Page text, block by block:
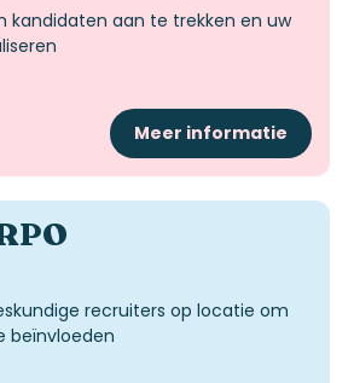
kandidaten aan te trekken en uw
Meer informatie
recruiters op locatie om
beïnvloeden